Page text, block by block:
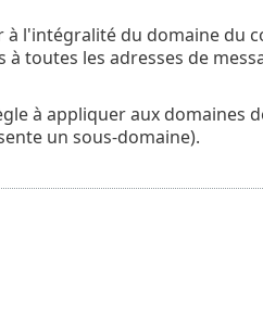
à l'intégralité du domaine du
à toutes les adresses de
à appliquer aux domaines
un sous-domaine).